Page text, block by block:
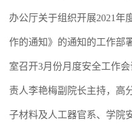
办公厅关于组织开展2021年
作的通知》的通知的工作部
室召开3月份月度安全工作
责人李艳梅副院长主持，高
子材料及人工器官系、学院